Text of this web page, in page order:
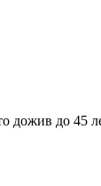
дожив до 45